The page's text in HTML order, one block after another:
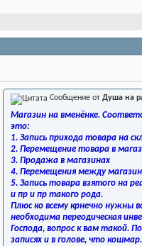
Сообщение от Душа на
Магазин на вменёнке.
это:
1. Запись прихода товара на
2. Перемещение товара в
3. Продажа в магазинах
4. Перемещения между
5. Запись товара взятого на
и пр и пр такого рода.
Плюс ко всему крнечно нужны
необходима переодическая
Господа, вопрос к вам такой.
записях и в голове, что